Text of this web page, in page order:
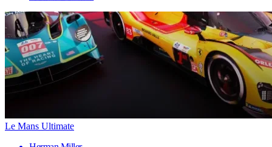
Le Mans Ultimate